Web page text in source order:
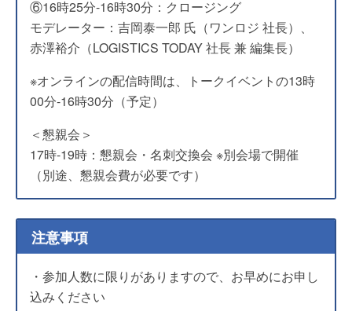
⑥16時25分-16時30分：クロージング
モデレーター：吉岡泰一郎 氏（ワンロジ 社長）、
赤澤裕介（LOGISTICS TODAY 社長 兼 編集長）
※オンラインの配信時間は、トークイベントの13時
00分-16時30分（予定）
＜懇親会＞
17時-19時：懇親会・名刺交換会 ※別会場で開催
（別途、懇親会費が必要です）
注意事項
・参加人数に限りがありますので、お早めにお申し
込みください